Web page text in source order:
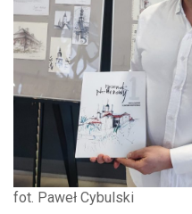
fot. Paweł Cybulski